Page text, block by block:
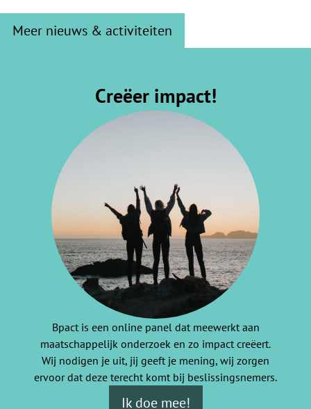
Meer nieuws & activiteiten
Creëer impact!
Bpact is een online panel dat meewerkt aan
maatschappelijk onderzoek en zo impact creëert.
Wij nodigen je uit, jij geeft je mening, wij zorgen
ervoor dat deze terecht komt bij beslissingsnemers.
Ik doe mee!